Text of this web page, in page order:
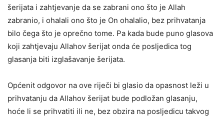
šerijata i zahtjevanje da se zabrani ono što je Allah
zabranio, i ohalali ono što je On ohalalio, bez prihvatanja
bilo čega što je oprečno tome. Pa kada bude puno glasova
koji zahtjevaju Allahov šerijat onda će posljedica tog
glasanja biti izglašavanje šerijata.
Općenit odgovor na ove riječi bi glasio da opasnost leži u
prihvatanju da Allahov šerijat bude podložan glasanju,
hoće li se prihvatiti ili ne, bez obzira na posljedicu takvog